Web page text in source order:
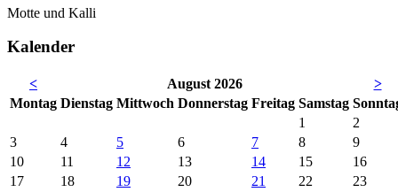
Motte und Kalli
Kalender
< August 2026
>
Montag Dienstag Mittwoch Donnerstag Freitag Samstag So
1
2
3
4 5 6 7 8
9
10
11 12 13 14 15
16
17
18 19 20 21 22
23